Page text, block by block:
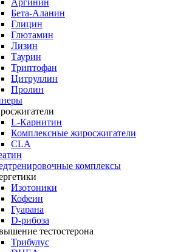
Бета-Аланин
Глицин
Глютамин
Лизин
Таурин
Триптофан
Цитруллин
Пролин
L-Карнитин
Комплексные жиросжигатели
CLA
комплексы
Изотоники
Кофеин
Гуарана
D-рибоза
тестостерона
Трибулус